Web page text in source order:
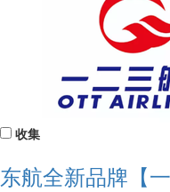
收集
东航全新品牌【